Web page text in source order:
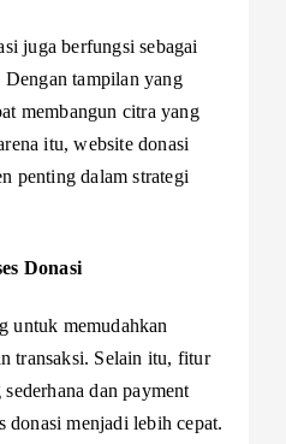
juga berfungsi sebagai
tampilan yang
membangun citra yang
itu, website donasi
penting dalam strategi
Donasi
untuk memudahkan
transaksi. Selain itu, fitur
dan payment
donasi menjadi lebih cepat.